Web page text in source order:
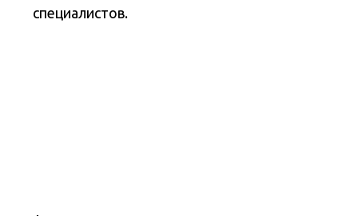
специалистов.